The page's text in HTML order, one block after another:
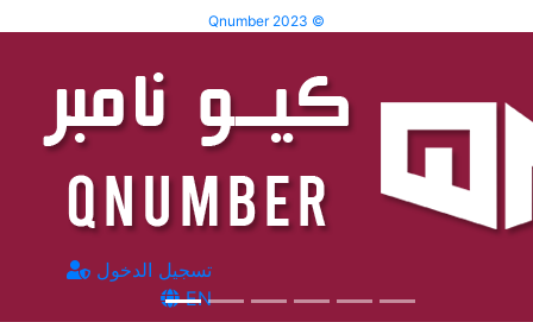
Qnumber 2023 ©
تسجيل الدخول
EN